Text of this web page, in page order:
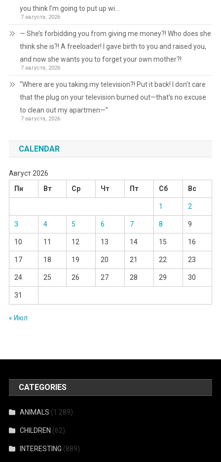
you think I’m going to put up wi…
7 августа, 2026
— She’s forbidding you from giving me money?! Who does she
think she is?! A freeloader! I gave birth to you and raised you,
and now she wants you to forget your own mother?!
7 августа, 2026
“Where are you taking my television?! Put it back! I don’t care
that the plug on your television burned out—that’s no excuse
to clean out my apartmen—”
7 августа, 2026
CALENDAR
Август 2026
Пн
Вт Ср Чт Пт Сб Вс
1 2
3 4 5 6 7 8 9
10 11 12 13 14 15 16
17 18 19 20 21 22 23
24 25 26 27 28 29 30
31
« Июл
CATEGORIES
ANIMALS (1 289)
CHILDREN (62)
INTERESTING (889)